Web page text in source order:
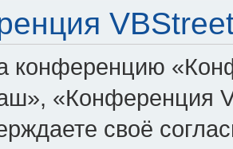
конференцию
«Конференция
своё